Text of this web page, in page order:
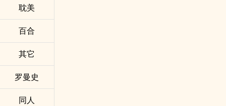
耽美
百合
其它
罗曼史
同人